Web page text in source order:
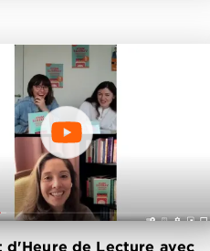
d'Heure de Lecture avec